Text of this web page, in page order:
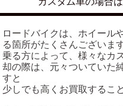
ロードバイクは、ホイール
る箇所がたくさんございます
乗る方によって、様々なカ
却の際は、元々ついていた
すと
少しでも高くお買取するこ